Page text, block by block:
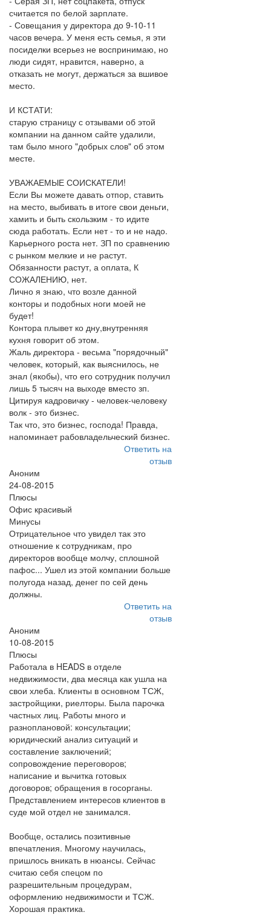
считается по белой зарплате.
- Совещания у директора до 9-10-11
часов вечера. У меня есть семья, я эти
посиделки всерьез не воспринимаю, но
люди сидят, нравится, наверно, а
отказать не могут, держаться за вшивое
место.
И КСТАТИ:
старую страницу с отзывами об этой
компании на данном сайте удалили,
там было много "добрых слов" об этом
месте.
УВАЖАЕМЫЕ СОИСКАТЕЛИ!
Если Вы можете давать отпор, ставить
на место, выбивать в итоге свои деньги,
хамить и быть скользким - то идите
сюда работать. Если нет - то и не надо.
Карьерного роста нет. ЗП по сравнению
с рынком мелкие и не растут.
Обязанности растут, а оплата, К
СОЖАЛЕНИЮ, нет.
Лично я знаю, что возле данной
конторы и подобных ноги моей не
будет!
Контора плывет ко дну,внутренняя
кухня говорит об этом.
Жаль директора - весьма "порядочный"
человек, который, как выяснилось, не
знал (якобы), что его сотрудник получил
лишь 5 тысяч на выходе вместо зп.
Цитируя кадровичку - человек-человеку
волк - это бизнес.
Так что, это бизнес, господа! Правда,
напоминает рабовладельческий бизнес.
Ответить на
отзыв
Аноним
24-08-2015
Плюсы
Офис красивый
Минусы
Отрицательное что увидел так это
отношение к сотрудникам, про
директоров вообще молчу, сплошной
пафос... Ушел из этой компании больше
полугода назад, денег по сей день
должны.
Ответить на
отзыв
Аноним
10-08-2015
Плюсы
Работала в HEADS в отделе
недвижимости, два месяца как ушла на
свои хлеба. Клиенты в основном ТСЖ,
застройщики, риелторы. Была парочка
частных лиц. Работы много и
разноплановой: консультации;
юридический анализ ситуаций и
составление заключений;
сопровождение переговоров;
написание и вычитка готовых
договоров; обращения в госорганы.
Представлением интересов клиентов в
суде мой отдел не занимался.
Вообще, остались позитивные
впечатления. Многому научилась,
пришлось вникать в нюансы. Сейчас
считаю себя спецом по
разрешительным процедурам,
оформлению недвижимости и ТСЖ.
Хорошая практика.